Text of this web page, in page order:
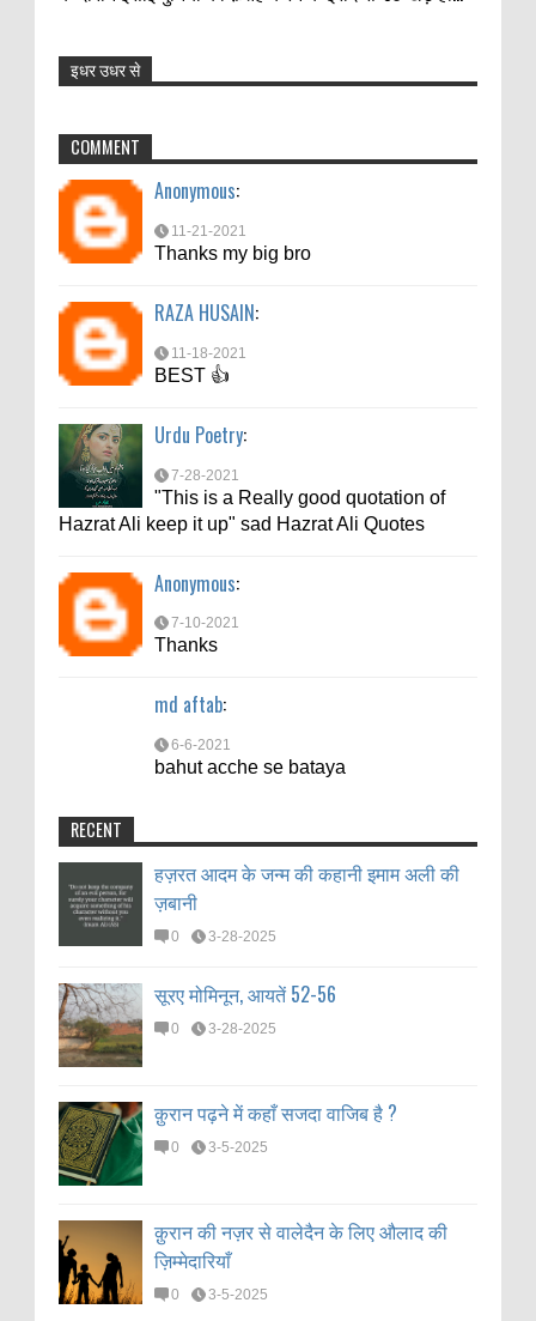
Anonymous:
RAZA HUSAIN
11-18-2021
Urdu Poetry:
7-28-2021
"This is a Really good quotation of
Anonymous:
7-10-2021
Thanks
md aftab:
6-6-2021
इधर उधर से
COMMENT
Anonymous:
11-21-2021
Thanks my big bro
RAZA HUSAIN:
11-18-2021
BEST 👍
Urdu Poetry:
7-28-2021
"This is a Really good quotation of
Hazrat Ali keep it up" sad Hazrat Ali Quotes
Anonymous:
7-10-2021
Thanks
md aftab:
6-6-2021
bahut acche se bataya
RECENT
हज़रत आदम के जन्म की कहानी इमाम अली की
ज़बानी
0 3-28-2025
सूरए मोमिनून, आयतें 52-56
0 3-28-2025
क़ुरान पढ़ने में कहाँ सजदा वाजिब है ?
0 3-5-2025
क़ुरान की नज़र से वालेदैन के लिए औलाद की
ज़िम्मेदारियाँ
0 3-5-2025